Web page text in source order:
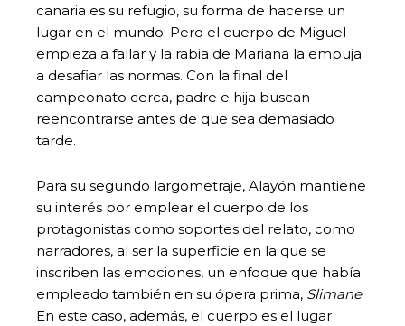
canaria es su refugio, su forma de hacerse un
lugar en el mundo. Pero el cuerpo de Miguel
empieza a fallar y la rabia de Mariana la empuja
a desafiar las normas. Con la final del
campeonato cerca, padre e hija buscan
reencontrarse antes de que sea demasiado
tarde.
Para su segundo largometraje, Alayón mantiene
su interés por emplear el cuerpo de los
protagonistas como soportes del relato, como
narradores, al ser la superficie en la que se
inscriben las emociones, un enfoque que había
empleado también en su ópera prima, Slimane.
En este caso, además, el cuerpo es el lugar